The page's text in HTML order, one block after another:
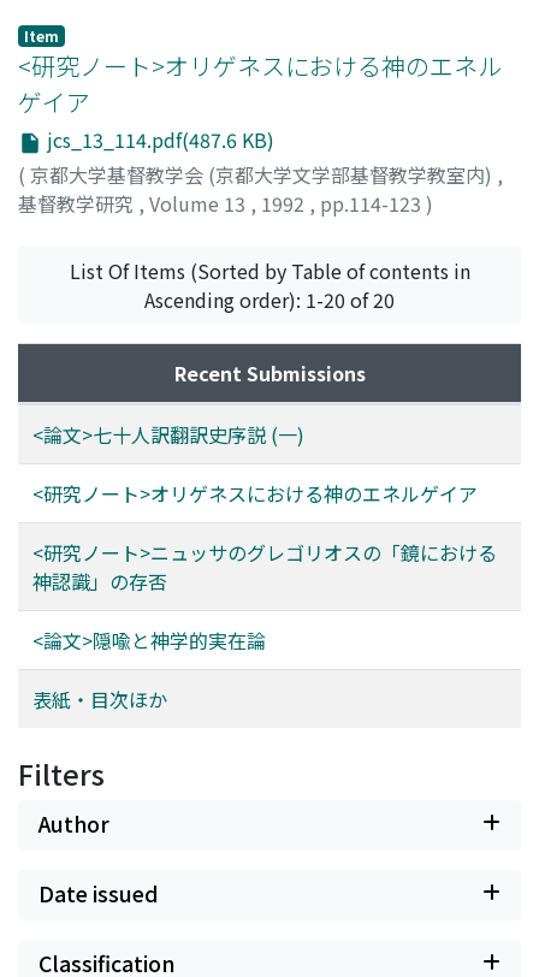
Item
<研究ノート>オリゲネスにおける神のエネル
ゲイア
jcs_13_114.pdf(487.6 KB)
( 京都大学基督教学会 (京都大学文学部基督教学教室内) ,
基督教学研究 , Volume 13 , 1992 , pp.114-123 )
List Of Items (Sorted by Table of contents in
Ascending order): 1-20 of 20
Recent Submissions
<論文>七十人訳翻訳史序説 (一)
<研究ノート>オリゲネスにおける神のエネルゲイア
<研究ノート>ニュッサのグレゴリオスの「鏡における
神認識」の存否
<論文>隠喩と神学的実在論
表紙・目次ほか
Filters
Author
Date issued
Classification